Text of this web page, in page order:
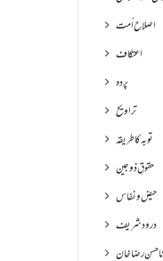
اصلاح اُمت
اعتکاف
پردہ
تراویح
توبہ کا طریقہ
حقوقِ ذوجین
حیض و نفاس
درود شریف